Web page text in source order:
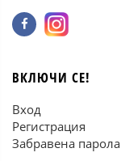
ВКЛЮЧИ СЕ!
Вход
Регистрация
Забравена парола